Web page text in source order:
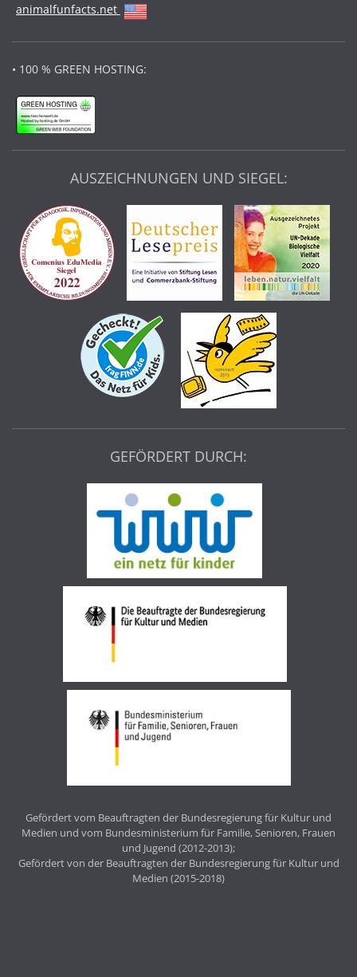
animalfunfacts.net
• 100 % GREEN HOSTING:
AUSZEICHNUNGEN UND SIEGEL:
GEFÖRDERT DURCH:
Gefördert vom Beauftragten der Bundesregierung für Kultur und
Medien und vom Bundesministerium für Familie, Senioren, Frauen
und Jugend (2012-2013);
Gefördert von der Beauftragten der Bundesregierung für Kultur und
Medien (2015-2018)